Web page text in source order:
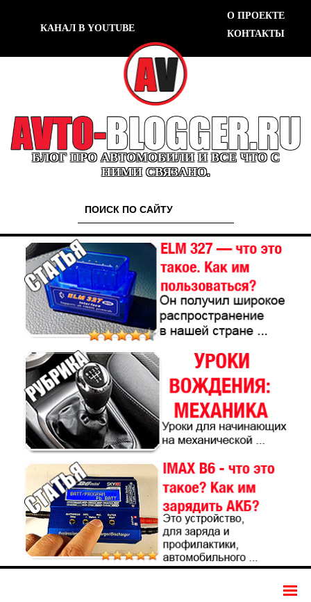
КАНАЛ В YOUTUBE
О ПРОЕКТЕ
КОНТАКТЫ
БЛОГ ПРО АВТОМОБИЛИ И ВСЕ ЧТО С
НИМИ СВЯЗАНО.